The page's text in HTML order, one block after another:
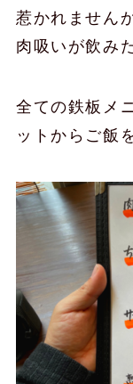
惹かれません
肉吸いが飲み
全ての鉄板メ
ットからご飯